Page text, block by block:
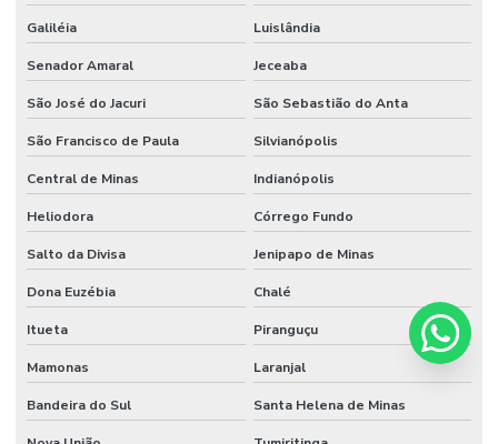
Galiléia Luislândia
Senador Amaral Jeceaba
São José do Jacuri São Sebastião do Anta
São Francisco de Paula Silvianópolis
Central de Minas Indianópolis
Heliodora Córrego Fundo
Salto da Divisa Jenipapo de Minas
Dona Euzébia Chalé
Itueta Piranguçu
Mamonas Laranjal
Bandeira do Sul Santa Helena de Minas